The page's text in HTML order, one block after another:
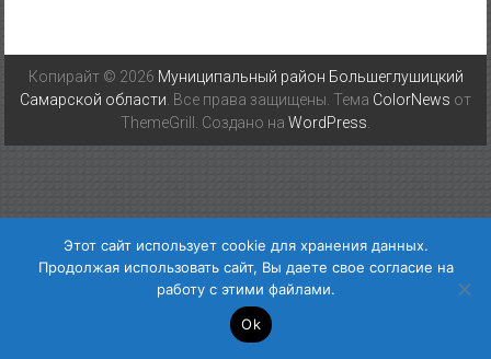
Копирайт © 2026 Муниципальный район Большеглушицкий
Самарской области . Все права защищены. Тема ColorNews от
ThemeGrill. Создано на WordPress
Этот сайт использует cookie для хранения данных.
Продолжая использовать сайт, Вы даете свое согласие на
работу с этими файлами.
Ok